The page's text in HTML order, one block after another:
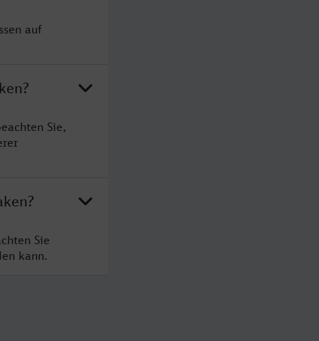
auf
Sie,
Sie
kann.